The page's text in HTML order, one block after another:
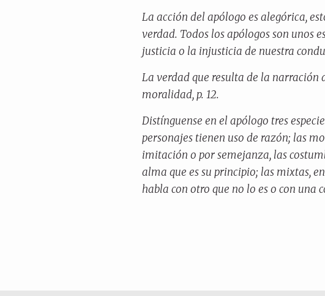
La acción del apólogo es alegórica,
verdad. Todos los apólogos son unos
justicia o la injusticia de nuestra
La verdad que resulta de la narración
moralidad, p. 12.
Distínguense en el apólogo tres
personajes tienen uso de razón; las
imitación o por semejanza, las
alma que es su principio; las mixtas,
habla con otro que no lo es o con una